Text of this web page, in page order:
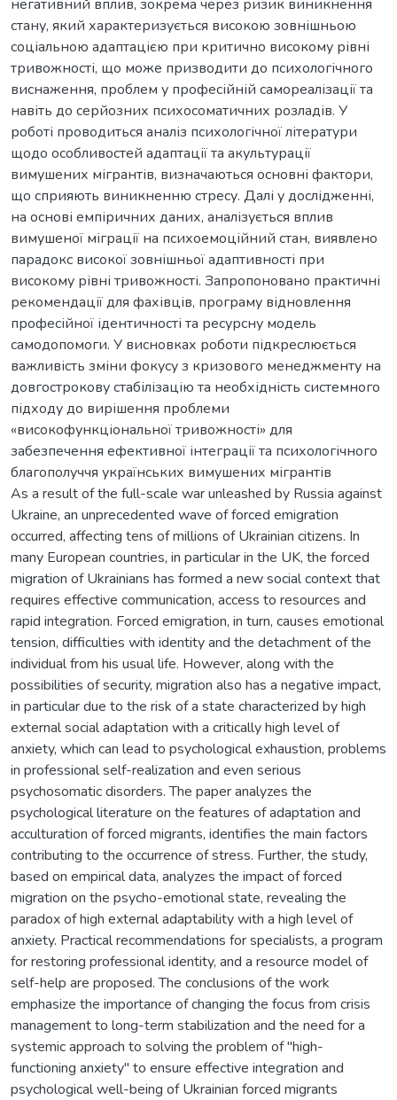
негативний вплив, зокрема через ризик виникнення
стану, який характеризується високою зовнішньою
соціальною адаптацією при критично високому рівні
тривожності, що може призводити до психологічного
виснаження, проблем у професійній самореалізації та
навіть до серйозних психосоматичних розладів. У
роботі проводиться аналіз психологічної літератури
щодо особливостей адаптації та акультурації
вимушених мігрантів, визначаються основні фактори,
що сприяють виникненню стресу. Далі у дослідженні,
на основі емпіричних даних, аналізується вплив
вимушеної міграції на психоемоційний стан, виявлено
парадокс високої зовнішньої адаптивності при
високому рівні тривожності. Запропоновано практичні
рекомендації для фахівців, програму відновлення
професійної ідентичності та ресурсну модель
самодопомоги. У висновках роботи підкреслюється
важливість зміни фокусу з кризового менеджменту на
довгострокову стабілізацію та необхідність системного
підходу до вирішення проблеми
«високофункціональної тривожності» для
забезпечення ефективної інтеграції та психологічного
благополуччя українських вимушених мігрантів
As a result of the full-scale war unleashed by Russia against
Ukraine, an unprecedented wave of forced emigration
occurred, affecting tens of millions of Ukrainian citizens. In
many European countries, in particular in the UK, the forced
migration of Ukrainians has formed a new social context that
requires effective communication, access to resources and
rapid integration. Forced emigration, in turn, causes emotional
tension, difficulties with identity and the detachment of the
individual from his usual life. However, along with the
possibilities of security, migration also has a negative impact,
in particular due to the risk of a state characterized by high
external social adaptation with a critically high level of
anxiety, which can lead to psychological exhaustion, problems
in professional self-realization and even serious
psychosomatic disorders. The paper analyzes the
psychological literature on the features of adaptation and
acculturation of forced migrants, identifies the main factors
contributing to the occurrence of stress. Further, the study,
based on empirical data, analyzes the impact of forced
migration on the psycho-emotional state, revealing the
paradox of high external adaptability with a high level of
anxiety. Practical recommendations for specialists, a program
for restoring professional identity, and a resource model of
self-help are proposed. The conclusions of the work
emphasize the importance of changing the focus from crisis
management to long-term stabilization and the need for a
systemic approach to solving the problem of "high-
functioning anxiety" to ensure effective integration and
psychological well-being of Ukrainian forced migrants